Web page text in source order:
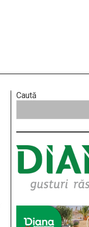
Right
Asides
Caută